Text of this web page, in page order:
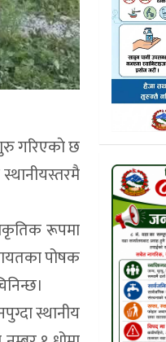
गरिएकाे छ
रूपमा
पोषक
स्थानीय